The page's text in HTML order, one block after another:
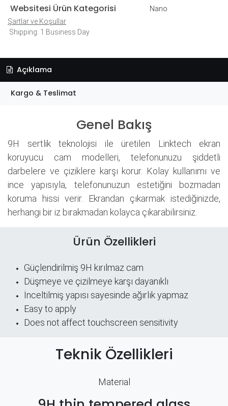
Websitesi Ürün Kategorisi
Nano
Şartlar ve Koşullar
Shipping: 1 Business Day
Açıklama
Kargo & Teslimat
Genel Bakış
9H sertlik teknolojisi ile üretilen Linktech ekran
koruyucu cam modelleri, telefonunuzu şiddetli
darbelere ve çiziklere karşı korur. Kolay kullanımı ve
ince yapısıyla, telefonunuzun estetiğini bozmadan
koruma hissi verir. Ekrandan çıkarmak istediğinizde,
herhangi bir iz bırakmadan kolayca çıkarabilirsiniz.
Ürün Özellikleri
Güçlendirilmiş 9H kırılmaz cam
Düşmeye ve çizilmeye karşı dayanıklı
İnceltilmiş yapısı sayesinde ağırlık yapmaz
Easy to apply
Does not affect touchscreen sensitivity
Teknik Özellikleri
Material